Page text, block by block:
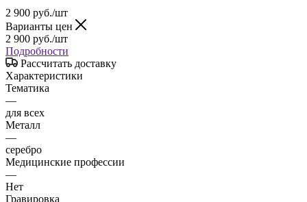
2 900 руб./шт
Варианты цен
2 900 руб./шт
Подробности
Рассчитать доставку
Характеристики
Тематика
—
для всех
Металл
—
серебро
Медицинские профессии
—
Нет
Гравировка